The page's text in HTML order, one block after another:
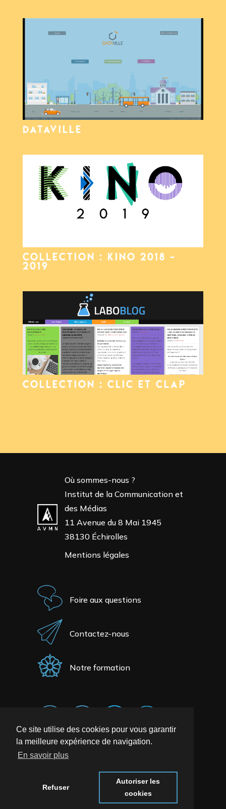
Ce site utilise des cookies pour vous garantir
la meilleure expérience de navigation.
En savoir plus
Refuser
Autoriser les
cookies
Dataville
COLLECTION : KINO 2018 –
2019
COLLECTION : CLIC ET CLAP
Où sommes-nous ?
Institut de la Communication et
des Médias
11 Avenue du 8 Mai 1945
38130 Échirolles
Mentions légales
Foire aux questions
Contactez-nous
Notre formation